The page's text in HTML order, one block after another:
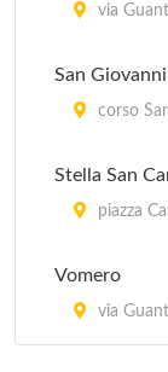
via
San
corso
Stella San
piazza
Vomero
via